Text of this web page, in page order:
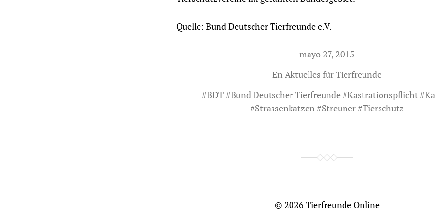
Quelle: Bund Deutscher Tierfreunde e.V.
mayo 27, 2015
EnAktuelles für Tierfreunde
#BDT#Bund Deutscher Tierfreunde #Kastrationspflicht #
#Strassenkatzen#Streuner#Tierschutz
© 2026 Tierfreunde Online